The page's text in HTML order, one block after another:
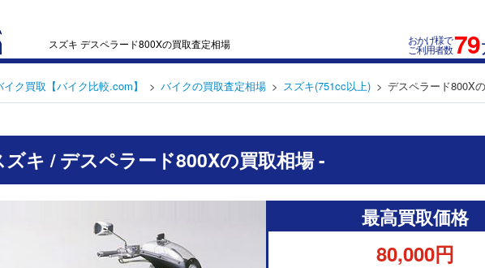
スズキ デスペラード800Xの買取査定相場 おかげ様で
ご利用者数79
イク買取【バイク比較.com】 バイクの買取査定相場 スズキ(751cc以上) デスペラード800X
ズキ / デスペラード800Xの買取相場 -
最高買取価格
80,000円